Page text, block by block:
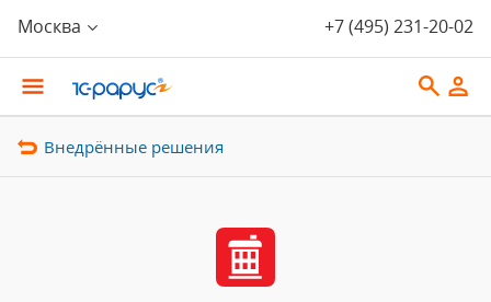
Москва +7 (495) 231-20-02
Внедрённые решения